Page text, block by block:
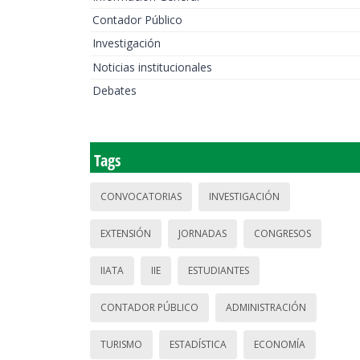
Contador Público
Investigación
Noticias institucionales
Debates
Tags
CONVOCATORIAS INVESTIGACIÓN
EXTENSIÓN JORNADAS CONGRESOS
IIATA IIE ESTUDIANTES
CONTADOR PÚBLICO ADMINISTRACIÓN
TURISMO ESTADÍSTICA ECONOMÍA